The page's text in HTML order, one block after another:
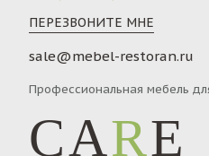
ПЕРЕЗВОНИТЕ МНЕ
sale@mebel-restoran.ru
Профессиональная мебель
CARE